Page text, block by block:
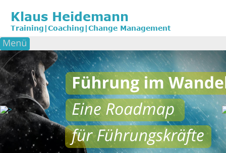
Klaus Heidemann
Training|Coaching|Change Management